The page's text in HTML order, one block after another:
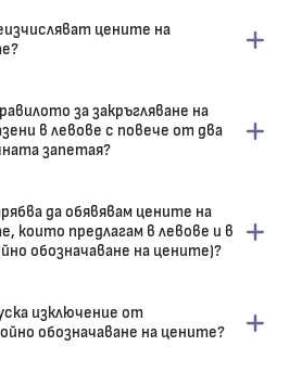
цените на
за закръгляване на
в левове с повече от два
запетая?
да обявявам цените на
които предлагам в левове и в
обозначаване на цените)?
изключение от
обозначаване на цените?